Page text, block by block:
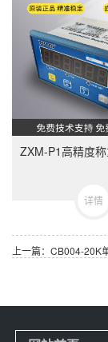
详情